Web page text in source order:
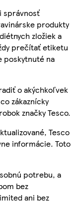
správnosť
produkty
zložiek a
prečítať etiketu
poskytnuté na
o akýchkoľvek
zákaznícky
značky Tesco.
Tesco
informácie. Toto
potrebu, a
bez
ani bez